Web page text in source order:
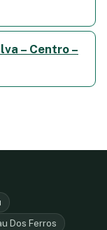
– Centro –
Dos Ferros